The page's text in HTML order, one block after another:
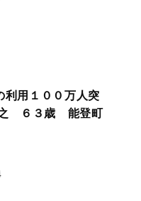
用１００万人突
６３歳 能登町